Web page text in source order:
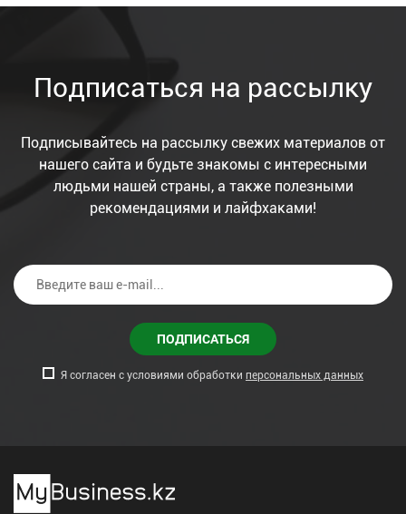
Подписаться на рассылку
Подписывайтесь на рассылку свежих материалов от
нашего сайта и будьте знакомы с интересными
людьми нашей страны, а также полезными
рекомендациями и лайфхаками!
ПОДПИСАТЬСЯ
Я согласен с условиями обработки персональных данных